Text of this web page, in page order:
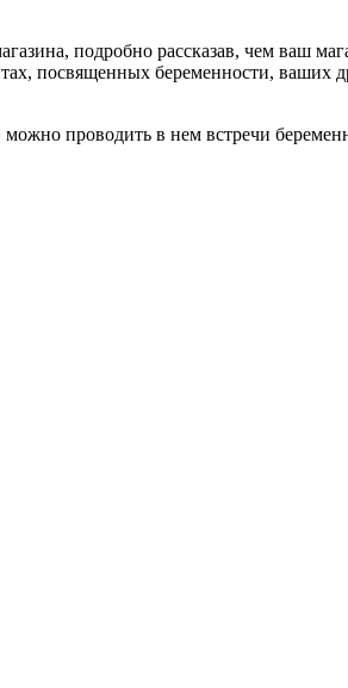
подробно рассказав, чем ваш
посвященных беременности, ваших
проводить в нем встречи